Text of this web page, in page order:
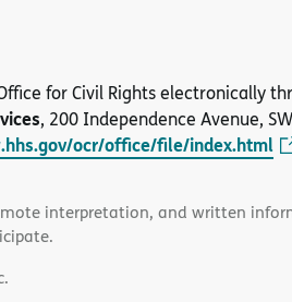
for Civil Rights electronically
, 200 Independence Avenue,
ocr/office/file/index.html
interpretation, and written